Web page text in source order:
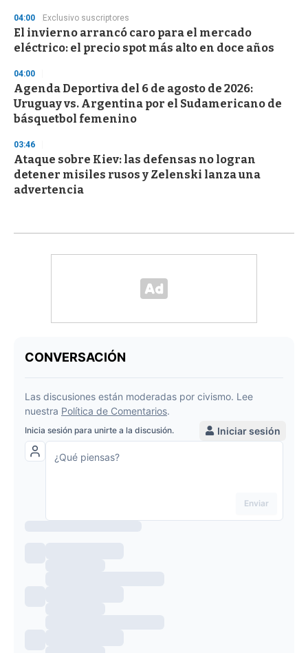
04:00 Exclusivo suscriptores
El invierno arrancó caro para el mercado
eléctrico: el precio spot más alto en doce años
04:00
Agenda Deportiva del 6 de agosto de 2026:
Uruguay vs. Argentina por el Sudamericano de
básquetbol femenino
03:46
Ataque sobre Kiev: las defensas no logran
detener misiles rusos y Zelenski lanza una
advertencia